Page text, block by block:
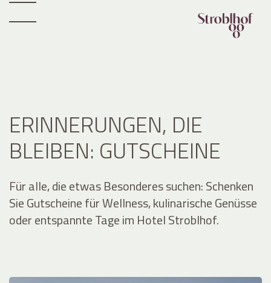
ERINNERUNGEN, DIE
BLEIBEN: GUTSCHEINE
Für alle, die etwas Besonderes suchen: Schenken
Sie Gutscheine für Wellness, kulinarische Genüsse
oder entspannte Tage im Hotel Stroblhof.